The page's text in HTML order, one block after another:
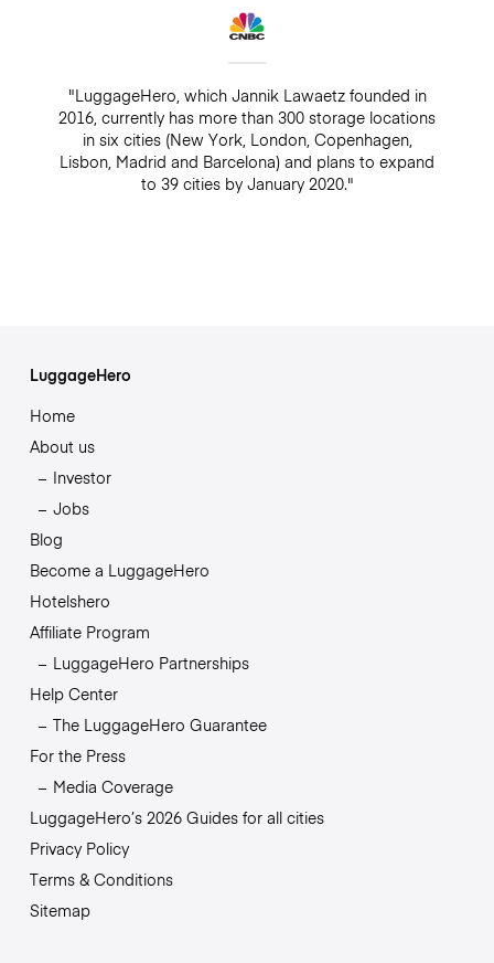
"LuggageHero, which Jannik Lawaetz founded in
2016, currently has more than 300 storage locations
in six cities (New York, London, Copenhagen,
Lisbon, Madrid and Barcelona) and plans to expand
to 39 cities by January 2020."
LuggageHero
Home
About us
Investor
Jobs
Blog
Become a LuggageHero
Hotelshero
Affiliate Program
LuggageHero Partnerships
Help Center
The LuggageHero Guarantee
For the Press
Media Coverage
LuggageHero’s 2026 Guides for all cities
Privacy Policy
Terms & Conditions
Sitemap